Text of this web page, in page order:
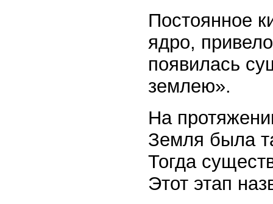
Постоянное
ядро,
появилась
землею».
На
Земля была
Тогда
Этот этап